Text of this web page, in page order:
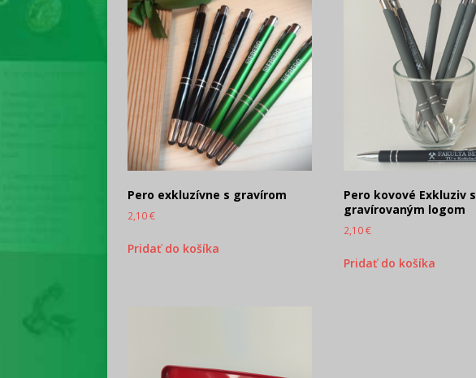
Pero exkluzívne s gravírom
2,10€
Pridať do košíka
Pero kovové Exkluziv s
gravírovaným logom
2,10€
Pridať do košíka